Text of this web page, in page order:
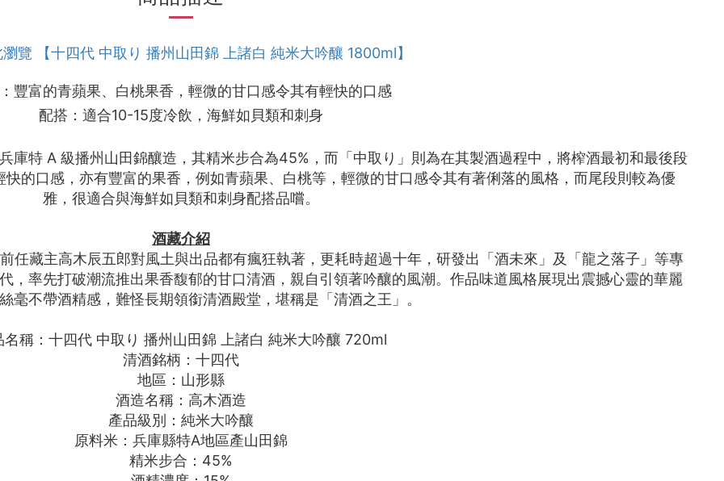
覽 【十四代 中取り 播州山田錦 上諸白 純米大吟釀 1800ml】
豐富的青蘋果、白桃果香，輕微的甘口感令其有輕快的口感
配搭：適合10-15度冷飲，海鮮如貝類和刺身
庫特 A 級播州山田錦釀造，其精米步合為45%，而「中取り」則為在其製酒過程中，將榨酒最初和最後段
的口感，亦有豐富的果香，例如青蘋果、白桃等，輕微的甘口感令其有著俐落的風格，而尾段則較為優
雅，很適合與海鮮如貝類和刺身配搭品嚐。
酒藏介紹
任藏主高木辰五郎對風土與出品都有瘋狂執著，更耗時超過十年，研發出「酒未來」及「龍之落子」等專
，率先打破潮流推出果香馥郁的甘口清酒，親自引領著吟釀的風潮。作品味道風格展現出震撼心靈的華麗
毫不帶酒精感，難怪長期領銜清酒殿堂，堪稱是「清酒之王」。
名稱：十四代 中取り 播州山田錦 上諸白 純米大吟釀 720ml
清酒銘柄：十四代
地區：山形縣
酒造名稱：高木酒造
產品級別：純米大吟釀
原料米：兵庫縣特A地區產山田錦
精米步合：45%